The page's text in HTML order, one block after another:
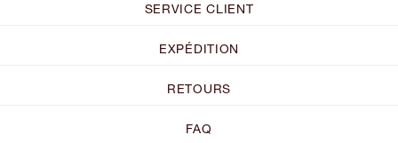
SERVICE CLIENT
EXPÉDITION
RETOURS
FAQ